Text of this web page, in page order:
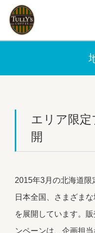
エリア限
開
2015年3月の北海道限
日本全国、さまざま
を展開しています。
ンペーンは、企画担